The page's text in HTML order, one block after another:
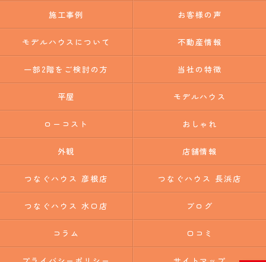
施工事例 お客様の声
モデルハウスについて 不動産情報
一部2階をご検討の方 当社の特徴
平屋 モデルハウス
ローコスト おしゃれ
外観 店舗情報
つなぐハウス 彦根店 つなぐハウス 長浜店
つなぐハウス 水口店 ブログ
コラム 口コミ